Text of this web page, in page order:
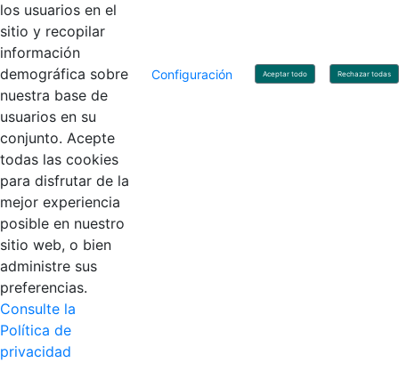
Contacto
Línea de servicio al ciudadano: +57(601) 492 64 00
Correo Institucional:
Correo de notificaciones judiciales:
notificacionjudicial@contaduria.gov.co
Correo de Asuntos disciplinarios:
asuntosdisciplinarios@contaduria.gov.co
Línea Anticorrupción: +57(601) 492 64 00 Ext. 4
Política de privacidad y protección de datos personales
Política de derechos de autor
Términos y condiciones de uso
© Copyright 2026 - Todos los derechos reservados
Gobierno de Colombia
los usuarios en el
sitio y recopilar
información
demográfica sobre
nuestra base de
usuarios en su
conjunto. Acepte
todas las cookies
para disfrutar de la
mejor experiencia
posible en nuestro
sitio web, o bien
administre sus
preferencias.
Consulte la
Política de
privacidad
Configuración Aceptar todo Rechazar todas